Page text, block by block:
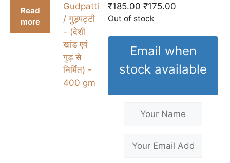
Read
more
Gudpatti
/ गुड़पट्टी
- (देशी
खांड एवं
गुड़ से
निर्मित) -
400 gm
₹185.00 Original
price
₹185.00.
₹175.00
₹175.00.
Out of stock
Email when
stock available